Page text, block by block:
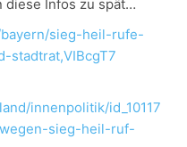
diese Infos zu spät…
sieg-heil-rufe-
stadtrat,VIBcgT7
innenpolitik/id_10117
sieg-heil-ruf-